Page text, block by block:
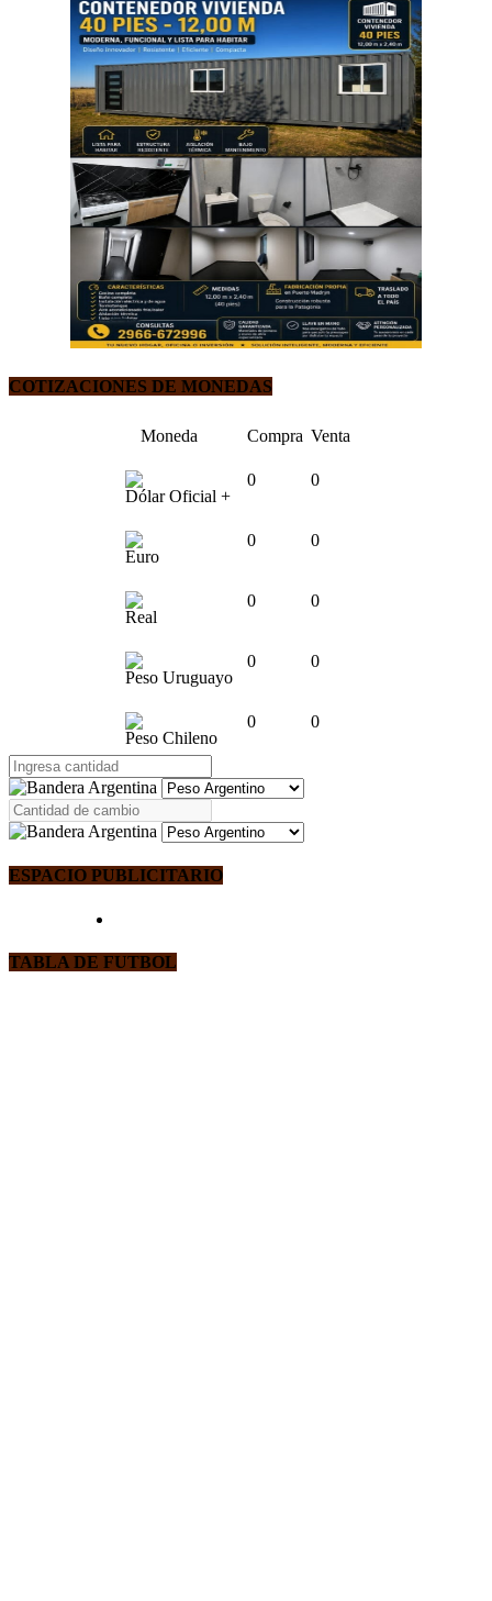
COTIZACIONES DE MONEDAS
Moneda Compra Venta
Dólar Oficial +
0 0
Euro
0 0
Real
0 0
Peso Uruguayo
0 0
Peso Chileno
0 0
ESPACIO PUBLICITARIO
TABLA DE FUTBOL